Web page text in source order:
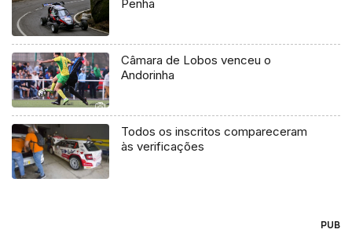
Penha
Câmara de Lobos venceu o
Andorinha
Todos os inscritos compareceram
às verificações
PUB